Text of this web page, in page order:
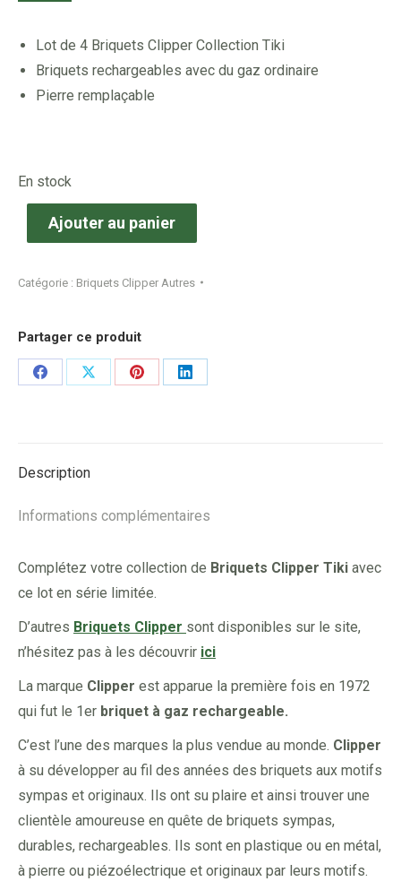
Lot de 4 Briquets Clipper Collection Tiki
Briquets rechargeables avec du gaz ordinaire
Pierre remplaçable
En stock
Ajouter au panier
Catégorie : Briquets Clipper Autres
Partager ce produit
Share
Share
Share
Share
Description
Informations complémentaires
Complétez votre collection de Briquets Clipper Tiki avec
ce lot en série limitée.
D’autres Briquets Clipper sont disponibles sur le site,
n’hésitez pas à les découvrir ici
La marque Clipper est apparue la première fois en 1972
qui fut le 1er briquet à gaz rechargeable.
C’est l’une des marques la plus vendue au monde. Clipper
à su développer au fil des années des briquets aux motifs
sympas et originaux. Ils ont su plaire et ainsi trouver une
clientèle amoureuse en quête de briquets sympas,
durables, rechargeables. Ils sont en plastique ou en métal,
à pierre ou piézoélectrique et originaux par leurs motifs.